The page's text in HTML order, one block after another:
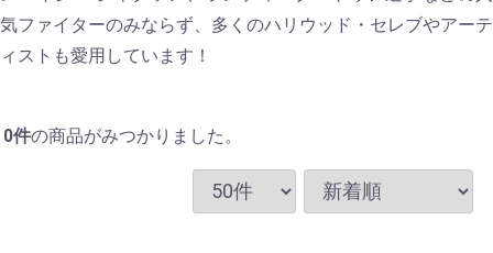
気ファイターのみならず、多くのハリウッド・セレブやアーテ
ィストも愛用しています！
0件の商品がみつかりました。